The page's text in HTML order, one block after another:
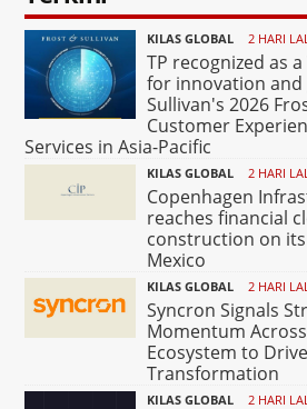
KILAS GLOBAL 2 HARI
TP recognized as
for innovation
Sullivan's 2026
Customer
Services in Asia-Pacific
KILAS GLOBAL 2 HARI
Copenhagen
reaches financial
construction on
Mexico
KILAS GLOBAL 2 HARI
Syncron Signals
Momentum
Ecosystem to
Transformation
KILAS GLOBAL 2 HARI